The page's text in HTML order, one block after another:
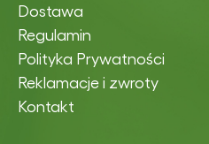
Dostawa
Regulamin
Polityka Prywatności
Reklamacje i zwroty
Kontakt